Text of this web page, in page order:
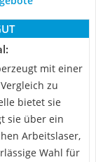
mit einer
zu
bietet sie
sie über ein
Arbeitslaser,
Wahl für